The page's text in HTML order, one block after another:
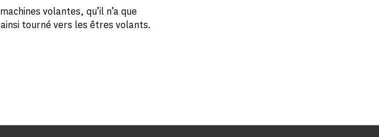
volantes, qu’il n’a que
tourné vers les êtres volants.